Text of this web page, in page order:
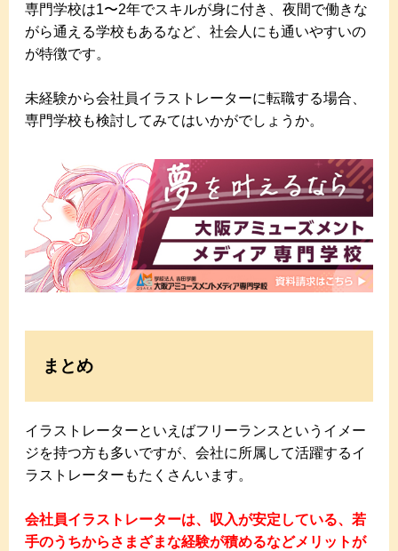
専門学校は1〜2年でスキルが身に付き、夜間で働きな
がら通える学校もあるなど、社会人にも通いやすいの
が特徴です。
未経験から会社員イラストレーターに転職する場合、
専門学校も検討してみてはいかがでしょうか。
まとめ
イラストレーターといえばフリーランスというイメー
ジを持つ方も多いですが、会社に所属して活躍するイ
ラストレーターもたくさんいます。
会社員イラストレーターは、収入が安定している、若
手のうちからさまざまな経験が積めるなどメリットが